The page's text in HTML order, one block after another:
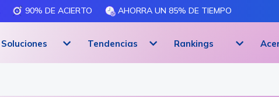
90% DE ACIERTO AHORRA UN 85% DE TIEMPO
Soluciones Tendencias Rankings